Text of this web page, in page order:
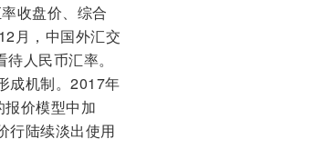
收盘价、综合
月，中国外汇交
人民币汇率。
成机制。2017年
报价模型中加
行陆续淡出使用